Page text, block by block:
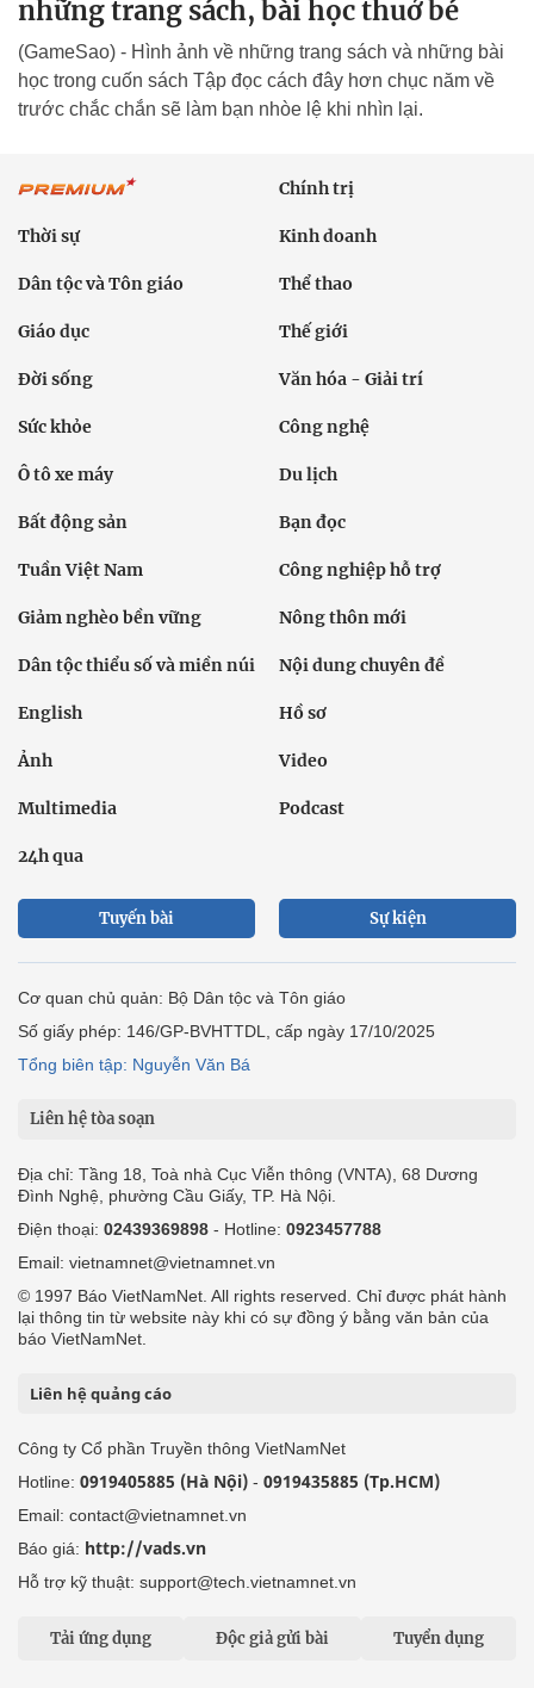
những trang sách, bài học thuở bé
(GameSao) - Hình ảnh về những trang sách và những bài
học trong cuốn sách Tập đọc cách đây hơn chục năm về
trước chắc chắn sẽ làm bạn nhòe lệ khi nhìn lại.
Chính trị
Thời sự Kinh doanh
Dân tộc và Tôn giáo Thể thao
Giáo dục Thế giới
Đời sống Văn hóa - Giải trí
Sức khỏe Công nghệ
Ô tô xe máy Du lịch
Bất động sản Bạn đọc
Tuần Việt Nam Công nghiệp hỗ trợ
Giảm nghèo bền vững Nông thôn mới
Dân tộc thiểu số và miền núi Nội dung chuyên đề
English Hồ sơ
Ảnh Video
Multimedia Podcast
24h qua
Tuyến bài Sự kiện
Cơ quan chủ quản: Bộ Dân tộc và Tôn giáo
Số giấy phép: 146/GP-BVHTTDL, cấp ngày 17/10/2025
Tổng biên tập: Nguyễn Văn Bá
Liên hệ tòa soạn
Địa chỉ: Tầng 18, Toà nhà Cục Viễn thông (VNTA), 68 Dương
Đình Nghệ, phường Cầu Giấy, TP. Hà Nội.
Điện thoại: 02439369898 - Hotline: 0923457788
Email: vietnamnet@vietnamnet.vn
© 1997 Báo VietNamNet. All rights reserved. Chỉ được phát hành
lại thông tin từ website này khi có sự đồng ý bằng văn bản của
báo VietNamNet.
Liên hệ quảng cáo
Công ty Cổ phần Truyền thông VietNamNet
Hotline: 0919405885 (Hà Nội) - 0919435885 (Tp.HCM)
Email: contact@vietnamnet.vn
Báo giá: http://vads.vn
Hỗ trợ kỹ thuật: support@tech.vietnamnet.vn
Tải ứng dụng Độc giả gửi bài Tuyển dụng